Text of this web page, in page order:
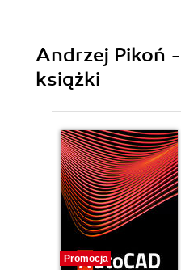
Andrzej Pikoń
książki
Promocja